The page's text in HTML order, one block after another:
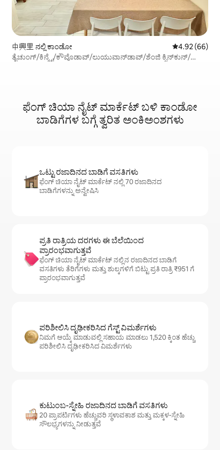
中興里 ನಲ್ಲಿ ಕಾಂಡೋ 5 ರಲ್ಲಿ 4.92
4.92 (66)
ತೈಚುಂಗ್/ಕಿನ್ಮೈ/ಕೌವೊಡಾವ್/ಲುಯುವಾನ್‌ಡಾವ್/ಶೆಂಜಿ ಕ್ಸಿನ್‌ಕುನ್/
ಫೆಂಗ್ ಚಿಯಾ ನೈಟ್ ಮಾರ್ಕೆಟ್ ಬಳಿ ಕಾಂಡೋ
ಬಾಡಿಗೆಗಳ ಬಗ್ಗೆ ತ್ವರಿತ ಅಂಕಿಅಂಶಗಳು
ಒಟ್ಟು ರಜಾದಿನದ ಬಾಡಿಗೆ ವಸತಿಗಳು
ಫೆಂಗ್ ಚಿಯಾ ನೈಟ್ ಮಾರ್ಕೆಟ್ ನಲ್ಲಿ 70 ರಜಾದಿನದ
ಬಾಡಿಗೆಗಳನ್ನು ಅನ್ವೇಷಿಸಿ
ಪ್ರತಿ ರಾತ್ರಿಯ ದರಗಳು ಈ ಬೆಲೆಯಿಂದ
ಪ್ರಾರಂಭವಾಗುತ್ತವೆ
ಫೆಂಗ್ ಚಿಯಾ ನೈಟ್ ಮಾರ್ಕೆಟ್ ನಲ್ಲಿನ ರಜಾದಿನದ ಬಾಡಿಗೆ
ವಸತಿಗಳು ತೆರಿಗೆಗಳು ಮತ್ತು ಶುಲ್ಕಗಳಿಗೆ ಬಿಟ್ಟು ಪ್ರತಿ ರಾತ್ರಿ ₹951 ಗೆ
ಪ್ರಾರಂಭವಾಗುತ್ತವೆ
ಪರಿಶೀಲಿಸಿ ದೃಢೀಕರಿಸಿದ ಗೆಸ್ಟ್ ವಿಮರ್ಶೆಗಳು
ನಿಮಗೆ ಆಯ್ಕೆ ಮಾಡುವಲ್ಲಿ ಸಹಾಯ ಮಾಡಲು 1,520 ಕ್ಕಿಂತ ಹೆಚ್ಚು
ಪರಿಶೀಲಿಸಿ ದೃಢೀಕರಿಸಿದ ವಿಮರ್ಶೆಗಳು
ಕುಟುಂಬ-ಸ್ನೇಹಿ ರಜಾದಿನದ ಬಾಡಿಗೆ ವಸತಿಗಳು
20 ಪ್ರಾಪರ್ಟಿಗಳು ಹೆಚ್ಚುವರಿ ಸ್ಥಳಾವಕಾಶ ಮತ್ತು ಮಕ್ಕಳ-ಸ್ನೇಹಿ
ಸೌಲಭ್ಯಗಳನ್ನು ನೀಡುತ್ತವೆ